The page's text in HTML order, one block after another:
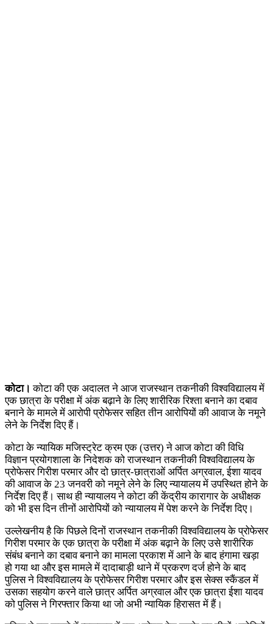
कोटा। कोटा की एक अदालत ने आज राजस्थान तकनीकी विश्वविद्यालय में
एक छात्रा के परीक्षा में अंक बढ़ाने के लिए शारीरिक रिश्ता बनाने का दबाव
बनाने के मामले में आरोपी प्रोफेसर सहित तीन आरोपियों की आवाज के नमूने
लेने के निर्देश दिए हैं।
कोटा के न्यायिक मजिस्ट्रेट क्रम एक (उत्तर) ने आज कोटा की विधि
विज्ञान प्रयोगशाला के निदेशक को राजस्थान तकनीकी विश्वविद्यालय के
प्रोफेसर गिरीश परमार और दो छात्र-छात्राओं अर्पित अग्रवाल, ईशा यादव
की आवाज के 23 जनवरी को नमूने लेने के लिए न्यायालय में उपस्थित होने के
निर्देश दिए हैं। साथ ही न्यायालय ने कोटा की केंद्रीय कारागार के अधीक्षक
को भी इस दिन तीनों आरोपियों को न्यायालय में पेश करने के निर्देश दिए।
उल्लेखनीय है कि पिछले दिनों राजस्थान तकनीकी विश्वविद्यालय के प्रोफेसर
गिरीश परमार के एक छात्रा के परीक्षा में अंक बढ़ाने के लिए उसे शारीरिक
संबंध बनाने का दबाव बनाने का मामला प्रकाश में आने के बाद हंगामा खड़ा
हो गया था और इस मामले में दादाबाड़ी थाने में प्रकरण दर्ज होने के बाद
पुलिस ने विश्वविद्यालय के प्रोफेसर गिरीश परमार और इस सेक्स स्कैंडल में
उसका सहयोग करने वाले छात्र अर्पित अग्रवाल और एक छात्रा ईशा यादव
को पुलिस ने गिरफ्तार किया था जो अभी न्यायिक हिरासत में हैं।